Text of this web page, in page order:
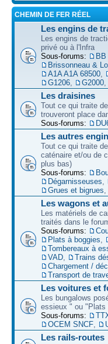
CHEMIN DE FER RÉEL
Les engins de
Les engins de
privé ou à l'Infra
Sous-forums:
BB
Brissonneau &
A1A A1A 68500
G1206
G2000
Les draisines
Tout ce qui traite
trouveront place
Sous-forums:
Les autres
Tout ce qui traite
caténaire et/ou de
plus bas)
Sous-forums:
Dégarnisseuses
Grues et bigrues
Les wagons et
Les matériels de
traités dans le
Sous-forums:
Plats à boggies
Tombereaux à
VAD
Trains
Chargement /
Transport de
Les voitures et
Les bungalows
essieux " ou "Plats
Sous-forums:
OCEM SNCF
Les rails-routes